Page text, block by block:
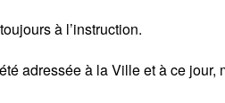
à l’instruction.
adressée à la Ville et à ce